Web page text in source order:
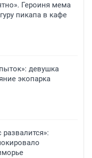
Героиня мема
пикапа в кафе
девушка
экопарка
развалится»: